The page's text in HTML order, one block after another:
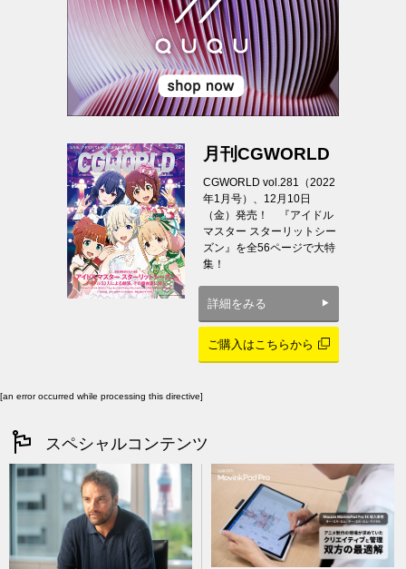
月刊CGWORLD
CGWORLD vol.281（2022
年1月号）、12月10日
（金）発売！ 『アイドル
マスター スターリットシー
ズン』を全56ページで大特
集！
詳細をみる
ご購入はこちらから
[an error occurred while processing this directive]
スペシャルコンテンツ